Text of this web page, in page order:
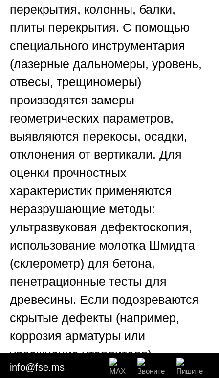
перекрытия, колонны, балки,
плиты перекрытия. С помощью
специального инструментария
(лазерные дальномеры, уровень,
отвесы, трещиномеры)
производятся замеры
геометрических параметров,
выявляются перекосы, осадки,
отклонения от вертикали. Для
оценки прочностных
характеристик применяются
неразрушающие методы:
ультразвуковая дефектоскопия,
использование молотка Шмидта
(склерометр) для бетона,
пенетрационные тесты для
древесины. Если подозреваются
скрытые дефекты (например,
коррозия арматуры или
увлажнение утеплителя),
проводится тепловизионное
info@fse.ms